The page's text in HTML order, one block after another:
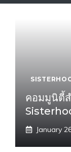
คอมมูนิตี้
January